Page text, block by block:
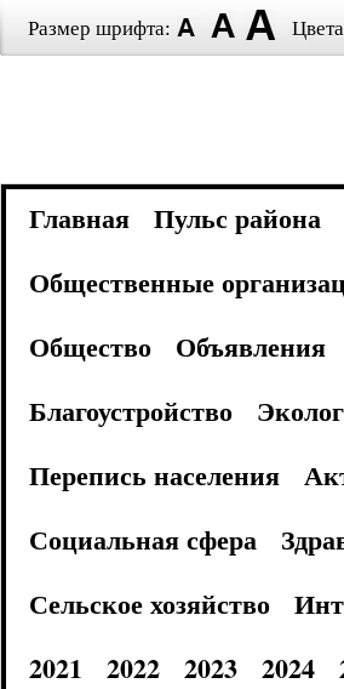
Размер шрифта:
Главная Пульс района
Общественные
Общество
Объявления
Благоустройство
Перепись населения
Социальная сфера
Сельское хозяйство
2021
2022 2023 2024